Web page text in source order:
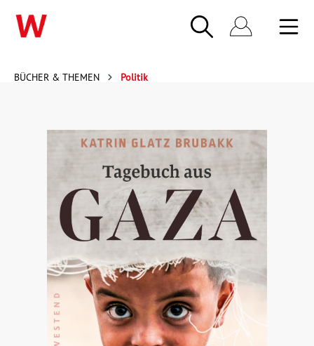
BÜCHER & THEMEN Politik